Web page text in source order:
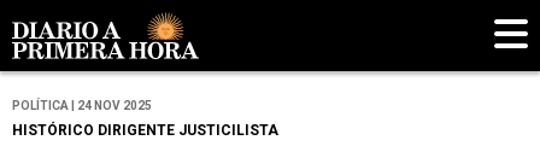
POLÍTICA | 24 NOV 2025
HISTÓRICO DIRIGENTE JUSTICILISTA